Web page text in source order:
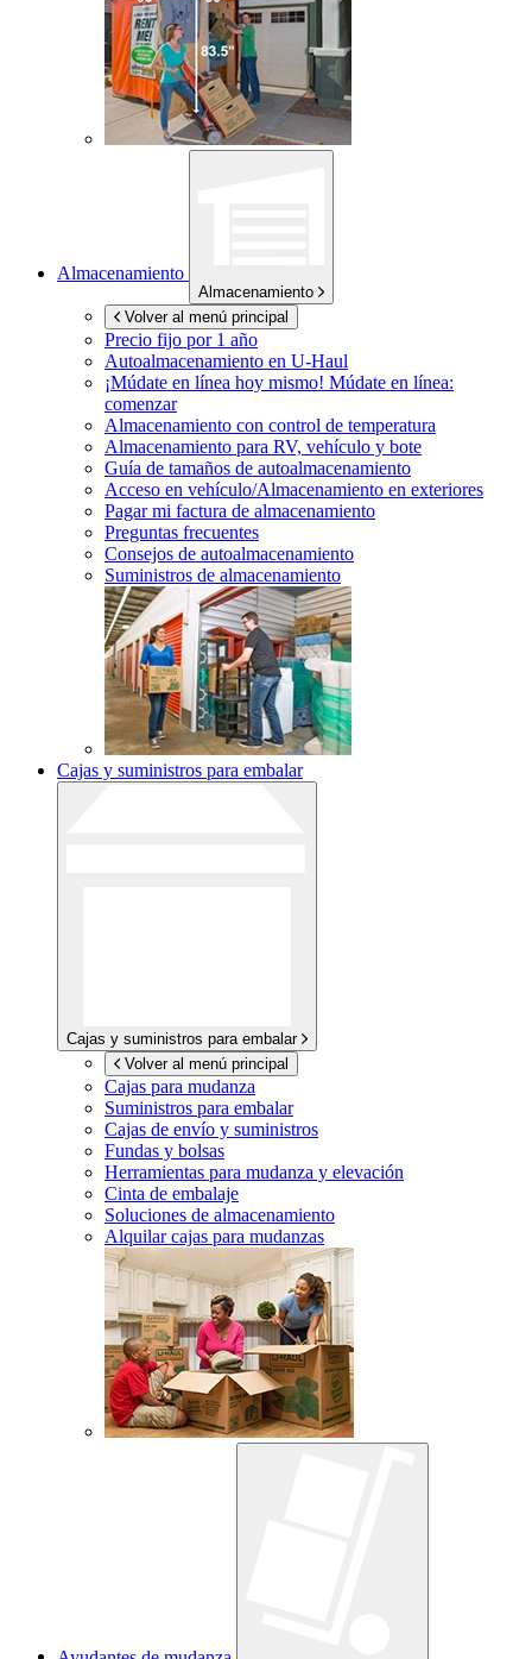
Almacenamiento
Almacenamiento
Volver al menú principal
Precio fijo por 1 año
Autoalmacenamiento en U-Haul
¡Múdate en línea hoy mismo! Múdate en línea:
comenzar
Almacenamiento con control de temperatura
Almacenamiento para RV, vehículo y bote
Guía de tamaños de autoalmacenamiento
Acceso en vehículo/Almacenamiento en exteriores
Pagar mi factura de almacenamiento
Preguntas frecuentes
Consejos de autoalmacenamiento
Suministros de almacenamiento
Cajas y suministros para embalar
Cajas y suministros para embalar
Volver al menú principal
Cajas para mudanza
Suministros para embalar
Cajas de envío y suministros
Fundas y bolsas
Herramientas para mudanza y elevación
Cinta de embalaje
Soluciones de almacenamiento
Alquilar cajas para mudanzas